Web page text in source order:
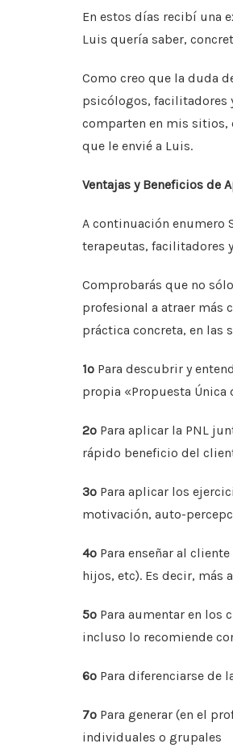
e
b
o
k
er l
s
A
p
En estos días recibí una
Luis quería saber,
Como creo que la duda
psicólogos, facilitadores
comparten en mis sitios,
que le envié a Luis.
Ventajas y Beneficios de
A continuación enumero
terapeutas, facilitadores
Comprobarás que no
profesional a atraer más
práctica concreta, en las
1º Para descubrir y
propia «Propuesta Única
2º Para aplicar la PNL
rápido beneficio del
3º Para aplicar los
motivación, auto-
4º Para enseñar al
hijos, etc). Es decir, más
5º Para aumentar en los
incluso lo recomiende
6º Para diferenciarse de
7º Para generar (en el
individuales o grupales